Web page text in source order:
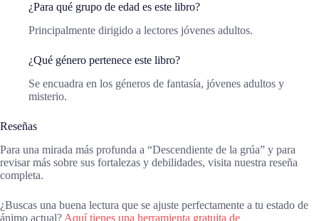
¿Para qué grupo de edad es este libro?
Principalmente dirigido a lectores jóvenes adultos.
¿Qué género pertenece este libro?
Se encuadra en los géneros de fantasía, jóvenes adultos y
misterio.
Reseñas
Para una mirada más profunda a “Descendiente de la grúa” y para
revisar más sobre sus fortalezas y debilidades, visita nuestra reseña
completa.
¿Buscas una buena lectura que se ajuste perfectamente a tu estado de
ánimo actual? Aquí tienes una herramienta gratuita de